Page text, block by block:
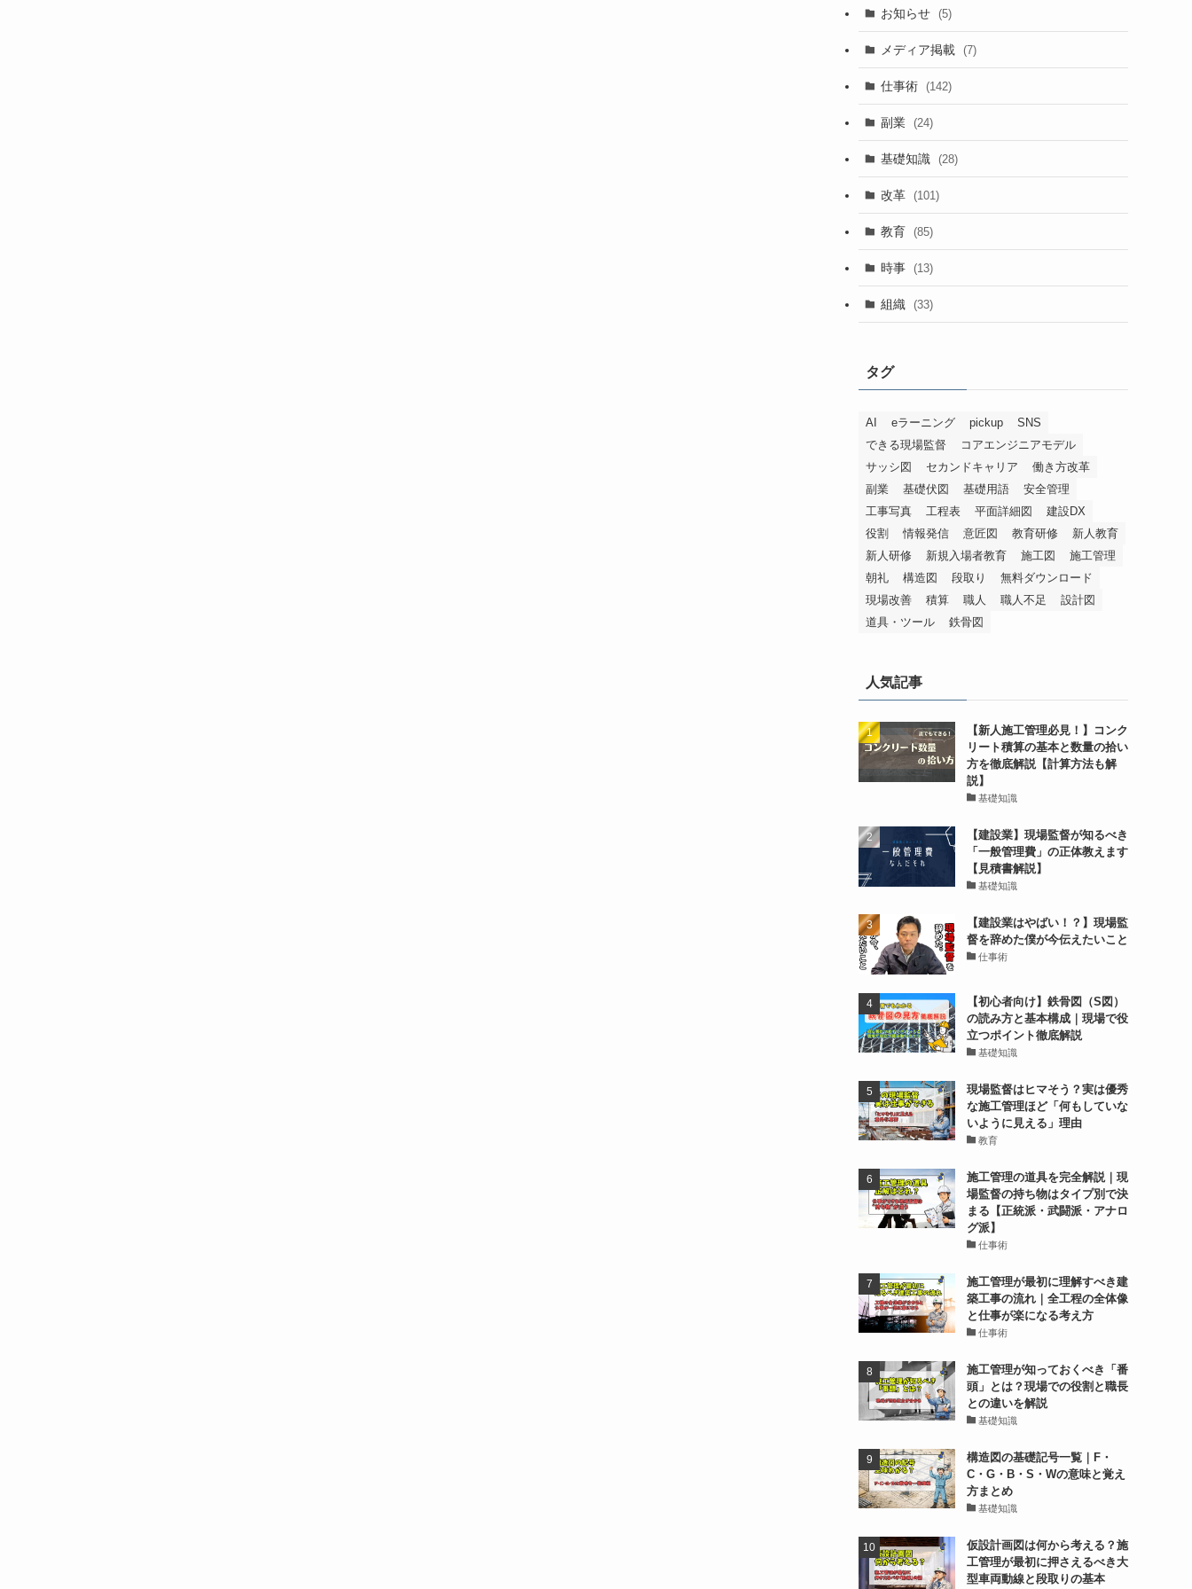
お知らせ (5)
メディア掲載 (7)
仕事術 (142)
副業 (24)
基礎知識 (28)
改革 (101)
教育 (85)
時事 (13)
組織 (33)
タグ
AI eラーニング pickup
SNS
できる現場監督
コアエンジニアモデル
サッシ図
セカンドキャリア
働き方改革
副業
基礎伏図 基礎用語
安全管理
工事写真
工程表 平面詳細図
建設DX
役割
情報発信 意匠図 教育研修
新人教育
新人研修
新規入場者教育 施工図
施工管理
朝礼
構造図 段取り
無料ダウンロード
現場改善
積算 職人 職人不足
設計図
道具・ツール
鉄骨図
人気記事
【新人施工管理必見！】コンク
リート積算の基本と数量の拾い
方を徹底解説【計算方法も解
説】
基礎知識
【建設業】現場監督が知るべき
「一般管理費」の正体教えます
【見積書解説】
基礎知識
【建設業はやばい！？】現場監
督を辞めた僕が今伝えたいこと
仕事術
【初心者向け】鉄骨図（S図）
の読み方と基本構成｜現場で役
立つポイント徹底解説
基礎知識
現場監督はヒマそう？実は優秀
な施工管理ほど「何もしていな
いように見える」理由
教育
施工管理の道具を完全解説｜現
場監督の持ち物はタイプ別で決
まる【正統派・武闘派・アナロ
グ派】
仕事術
施工管理が最初に理解すべき建
築工事の流れ｜全工程の全体像
と仕事が楽になる考え方
仕事術
施工管理が知っておくべき「番
頭」とは？現場での役割と職長
との違いを解説
基礎知識
構造図の基礎記号一覧｜F・
C・G・B・S・Wの意味と覚え
方まとめ
基礎知識
仮設計画図は何から考える？施
工管理が最初に押さえるべき大
型車両動線と段取りの基本